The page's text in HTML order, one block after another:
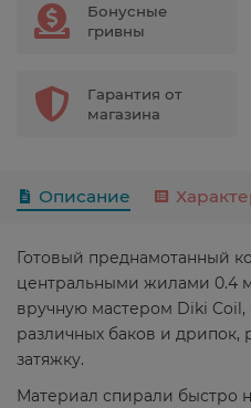
Бонусные
гривны
Гарантия от
магазина
Описание
Готовый преднамотанный
центральными жилами 0.4
вручную мастером Diki Coil,
различных баков и дрипок,
затяжку.
Материал спирали быстро